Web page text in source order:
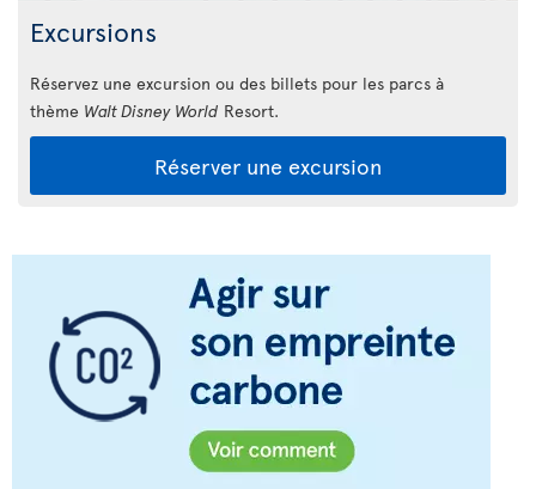
Excursions
Réservez une excursion ou des billets pour les parcs à
thème Walt Disney World Resort.
Réserver une excursion